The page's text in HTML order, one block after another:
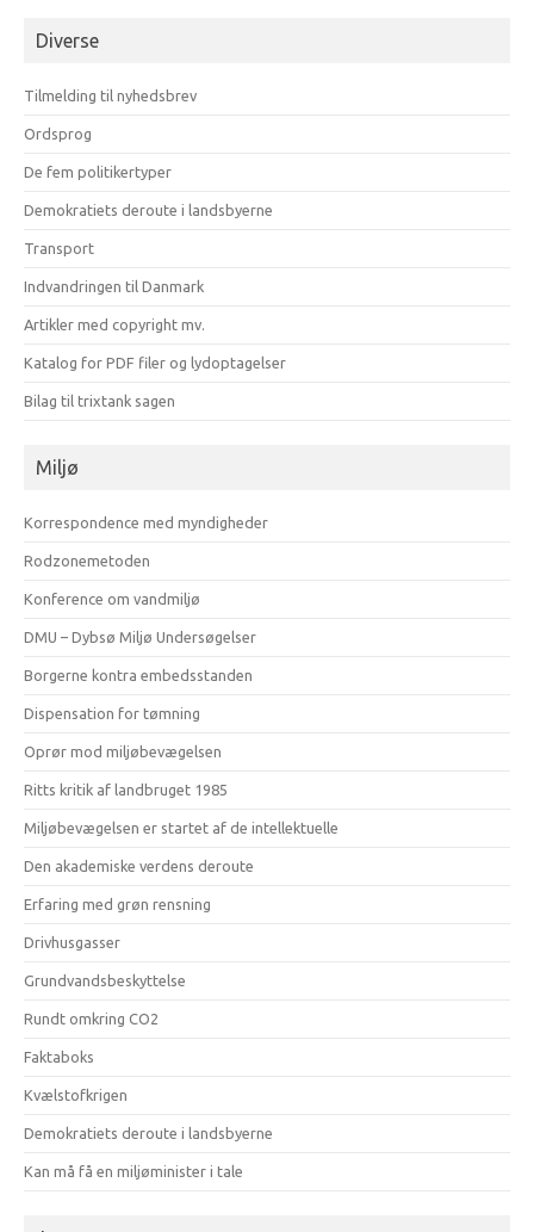
måneder
Diverse
Tilmelding til nyhedsbrev
Ordsprog
De fem politikertyper
Demokratiets deroute i landsbyerne
Transport
Indvandringen til Danmark
Artikler med copyright mv.
Katalog for PDF filer og lydoptagelser
Bilag til trixtank sagen
Miljø
Korrespondence med myndigheder
Rodzonemetoden
Konference om vandmiljø
DMU – Dybsø Miljø Undersøgelser
Borgerne kontra embedsstanden
Dispensation for tømning
Oprør mod miljøbevægelsen
Ritts kritik af landbruget 1985
Miljøbevægelsen er startet af de intellektuelle
Den akademiske verdens deroute
Erfaring med grøn rensning
Drivhusgasser
Grundvandsbeskyttelse
Rundt omkring CO2
Faktaboks
Kvælstofkrigen
Demokratiets deroute i landsbyerne
Kan må få en miljøminister i tale